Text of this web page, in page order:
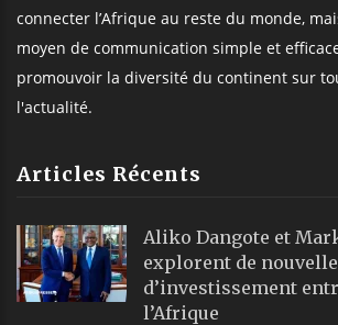
connecter l’Afrique au reste du monde,
moyen de communication simple et
promouvoir la diversité du continent sur
l'actualité.
Articles Récents
Aliko Dangote et
explorent de
d’investissement
l’Afrique